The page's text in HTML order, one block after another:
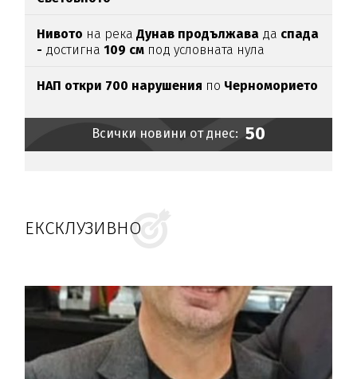
Нивото на рекаДунав продължава да спада
- достигна109 см под условната нула
НАП откри 700 нарушения по Черноморието
Всички новини от днес: 50
ЕКСКЛУЗИВНО